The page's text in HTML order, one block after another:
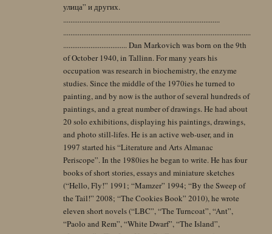
улица” и других.
......................................................................................
.......................................................................................................
................................... Dan Markovich was born on the 9th
of October 1940, in Tallinn. For many years his
occupation was research in biochemistry, the enzyme
studies. Since the middle of the 1970ies he turned to
painting, and by now is the author of several hundreds of
paintings, and a great number of drawings. He had about
20 solo exhibitions, displaying his paintings, drawings,
and photo still-lifes. He is an active web-user, and in
1997 started his “Literature and Arts Almanac
Periscope”. In the 1980ies he began to write. He has four
books of short stories, essays and miniature sketches
(“Hello, Fly!” 1991; “Mamzer” 1994; “By the Sweep of
the Tail!” 2008; “The Cookies Book” 2010), he wrote
eleven short novels (“LBC”, “The Turncoat”, “Ant”,
“Paolo and Rem”, “White Dwarf”, “The Island”,